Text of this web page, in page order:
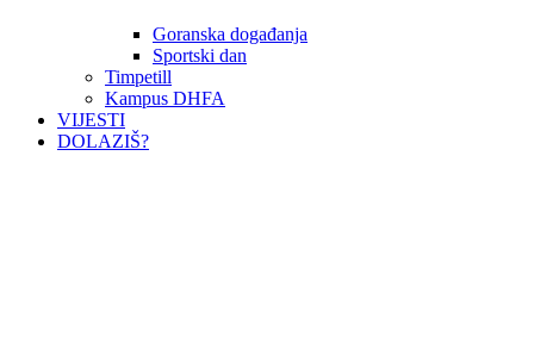
Goranska događanja
Sportski dan
Timpetill
Kampus DHFA
VIJESTI
DOLAZIŠ?